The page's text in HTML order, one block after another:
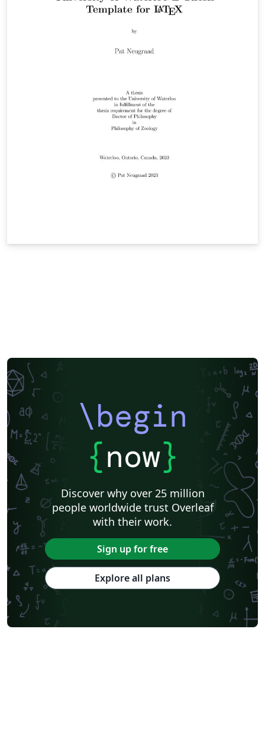
\begin
{now}
Discover why over 25 million
people worldwide trust Overleaf
with their work.
Sign up for free
Explore all plans